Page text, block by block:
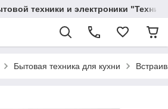
техники и электроники
Бытовая техника для кухни